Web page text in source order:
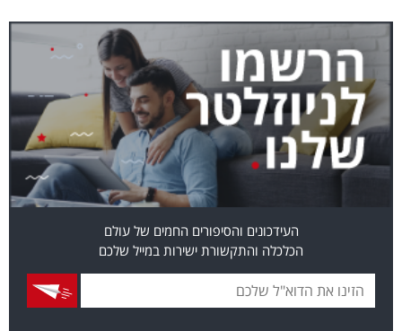
העידכונים והסיפורים החמים של עולם
הכלכלה והתקשורת ישירות במייל שלכם